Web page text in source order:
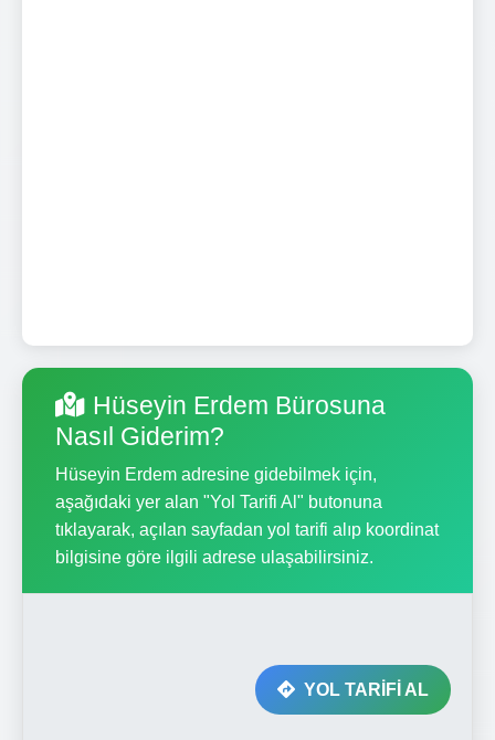
Hüseyin Erdem Bürosuna
Nasıl Giderim?
Hüseyin Erdem adresine gidebilmek için,
aşağıdaki yer alan "Yol Tarifi Al" butonuna
tıklayarak, açılan sayfadan yol tarifi alıp koordinat
bilgisine göre ilgili adrese ulaşabilirsiniz.
YOL TARİFİ AL